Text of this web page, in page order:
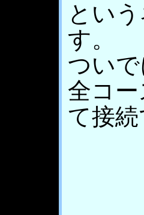
とい
す。
つい
全コ
て接